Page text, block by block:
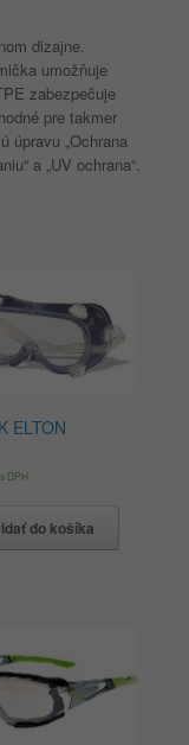
dizajne.
umožňuje
zabezpečuje
pre takmer
úpravu „Ochrana
a „UV ochrana“.
ELTON
s DPH
do košíka